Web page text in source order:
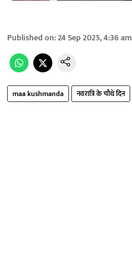
Published on:24 Sep 2025, 4:36 am
maa kushmanda नवरात्रि के चौथे दिन